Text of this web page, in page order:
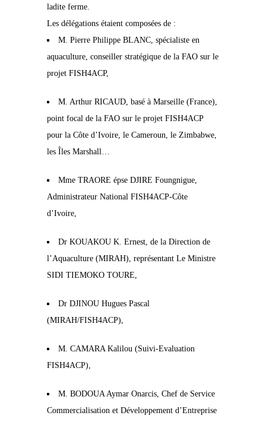
ladite ferme.
Les délégations étaient composées de :
M. Pierre Philippe BLANC, spécialiste en
aquaculture, conseiller stratégique de la FAO sur le
projet FISH4ACP,
M. Arthur RICAUD, basé à Marseille (France),
point focal de la FAO sur le projet FISH4ACP
pour la Côte d’Ivoire, le Cameroun, le Zimbabwe,
les Îles Marshall…
Mme TRAORE épse DJIRE Foungnigue,
Administrateur National FISH4ACP-Côte
d’Ivoire,
Dr KOUAKOU K. Ernest, de la Direction de
l’Aquaculture (MIRAH), représentant Le Ministre
SIDI TIEMOKO TOURE,
Dr DJINOU Hugues Pascal
(MIRAH/FISH4ACP),
M. CAMARA Kalilou (Suivi-Evaluation
FISH4ACP),
M. BODOUA Aymar Onarcis, Chef de Service
Commercialisation et Développement d’Entreprise